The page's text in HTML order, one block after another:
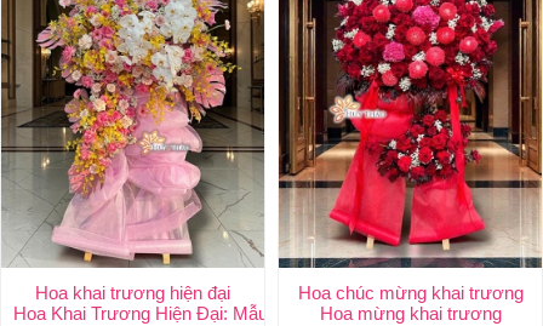
Hoa khai trương hiện đại
Hoa Khai Trương Hiện Đại: Mẫu Đẹp, Sang Trọng & Giao Nhanh
Hoa chúc mừng khai trương
Hoa mừng khai trương